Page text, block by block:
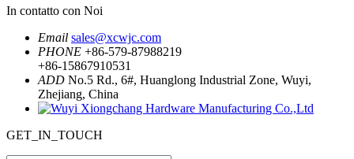
In contatto con Noi
Email sales@xcwjc.com
PHONE +86-579-87988219
+86-15867910531
ADD No.5 Rd., 6#, Huanglong Industrial Zone, Wuyi,
Zhejiang, China
GET_IN_TOUCH